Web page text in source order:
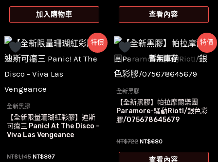
價
格：
價
格：
加入購物車
格：
價
格：
查看內容
特價
全新黑膠
【全新限量珊瑚紅彩膠】迪斯
可癟三 Panic! At The Disco –
Viva Las Vengeance
NT$1,145 原
NT$897目
特價
暫無庫存
全新黑膠
【全新黑膠】帕拉摩爾樂團
Paramore-騷動Riot!/銀色彩
膠/075678645679
NT$722 原
NT$680目
價
查看內容